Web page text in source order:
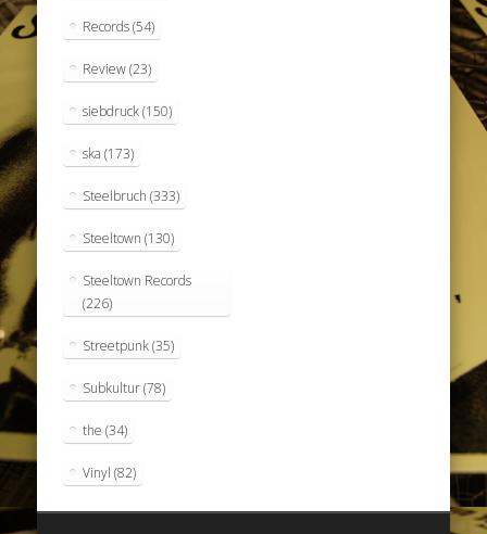
Records(54)
Review(23)
siebdruck(150)
ska (173)
Steelbruch (333)
Steeltown (130)
Steeltown Records
(226)
Streetpunk(35)
Subkultur(78)
the (34)
Vinyl (82)